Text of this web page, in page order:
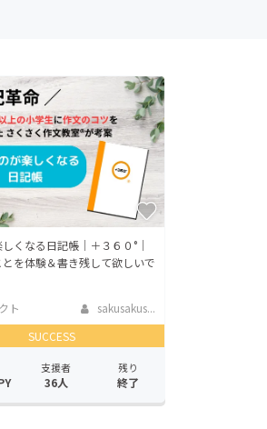
くなる日記帳｜＋３６０°︎｜
を体験＆書き残して欲しいで
ト
sakusakus...
SUCCESS
支援者
36人
残り
終了